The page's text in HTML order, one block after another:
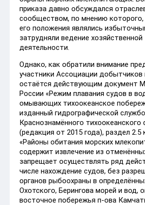
приказа давно обсуждался
сообществом, по мнению
его положения являлись
затрудняли ведение хозяйственной
деятельности.
Однако, как обратили внимание
участники Ассоциации добытчиков
остаётся действующим документ
России «Режим плавания судов в
омывающих тихоокеанское
изданный гидрографической
Краснознамённого тихоокеанского
(редакция от 2015 года), раздел 2.5
«Районы обитания морских
содержит извлечение из
запрещает осуществлять ряд
числе нахождение судов, без
органов рыбоохраны в
Охотского, Берингова морей и
восточное побережья п-ова